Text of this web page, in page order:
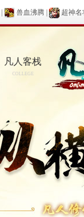
兽血沸腾 超神名
凡人客栈
COLLEGE